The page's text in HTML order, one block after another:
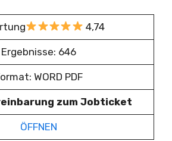
4,74
Ergebnisse: 646
WORD PDF
zum Jobticket
ÖFFNEN